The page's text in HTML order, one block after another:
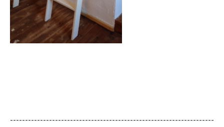
--------------------------------------------------------------------